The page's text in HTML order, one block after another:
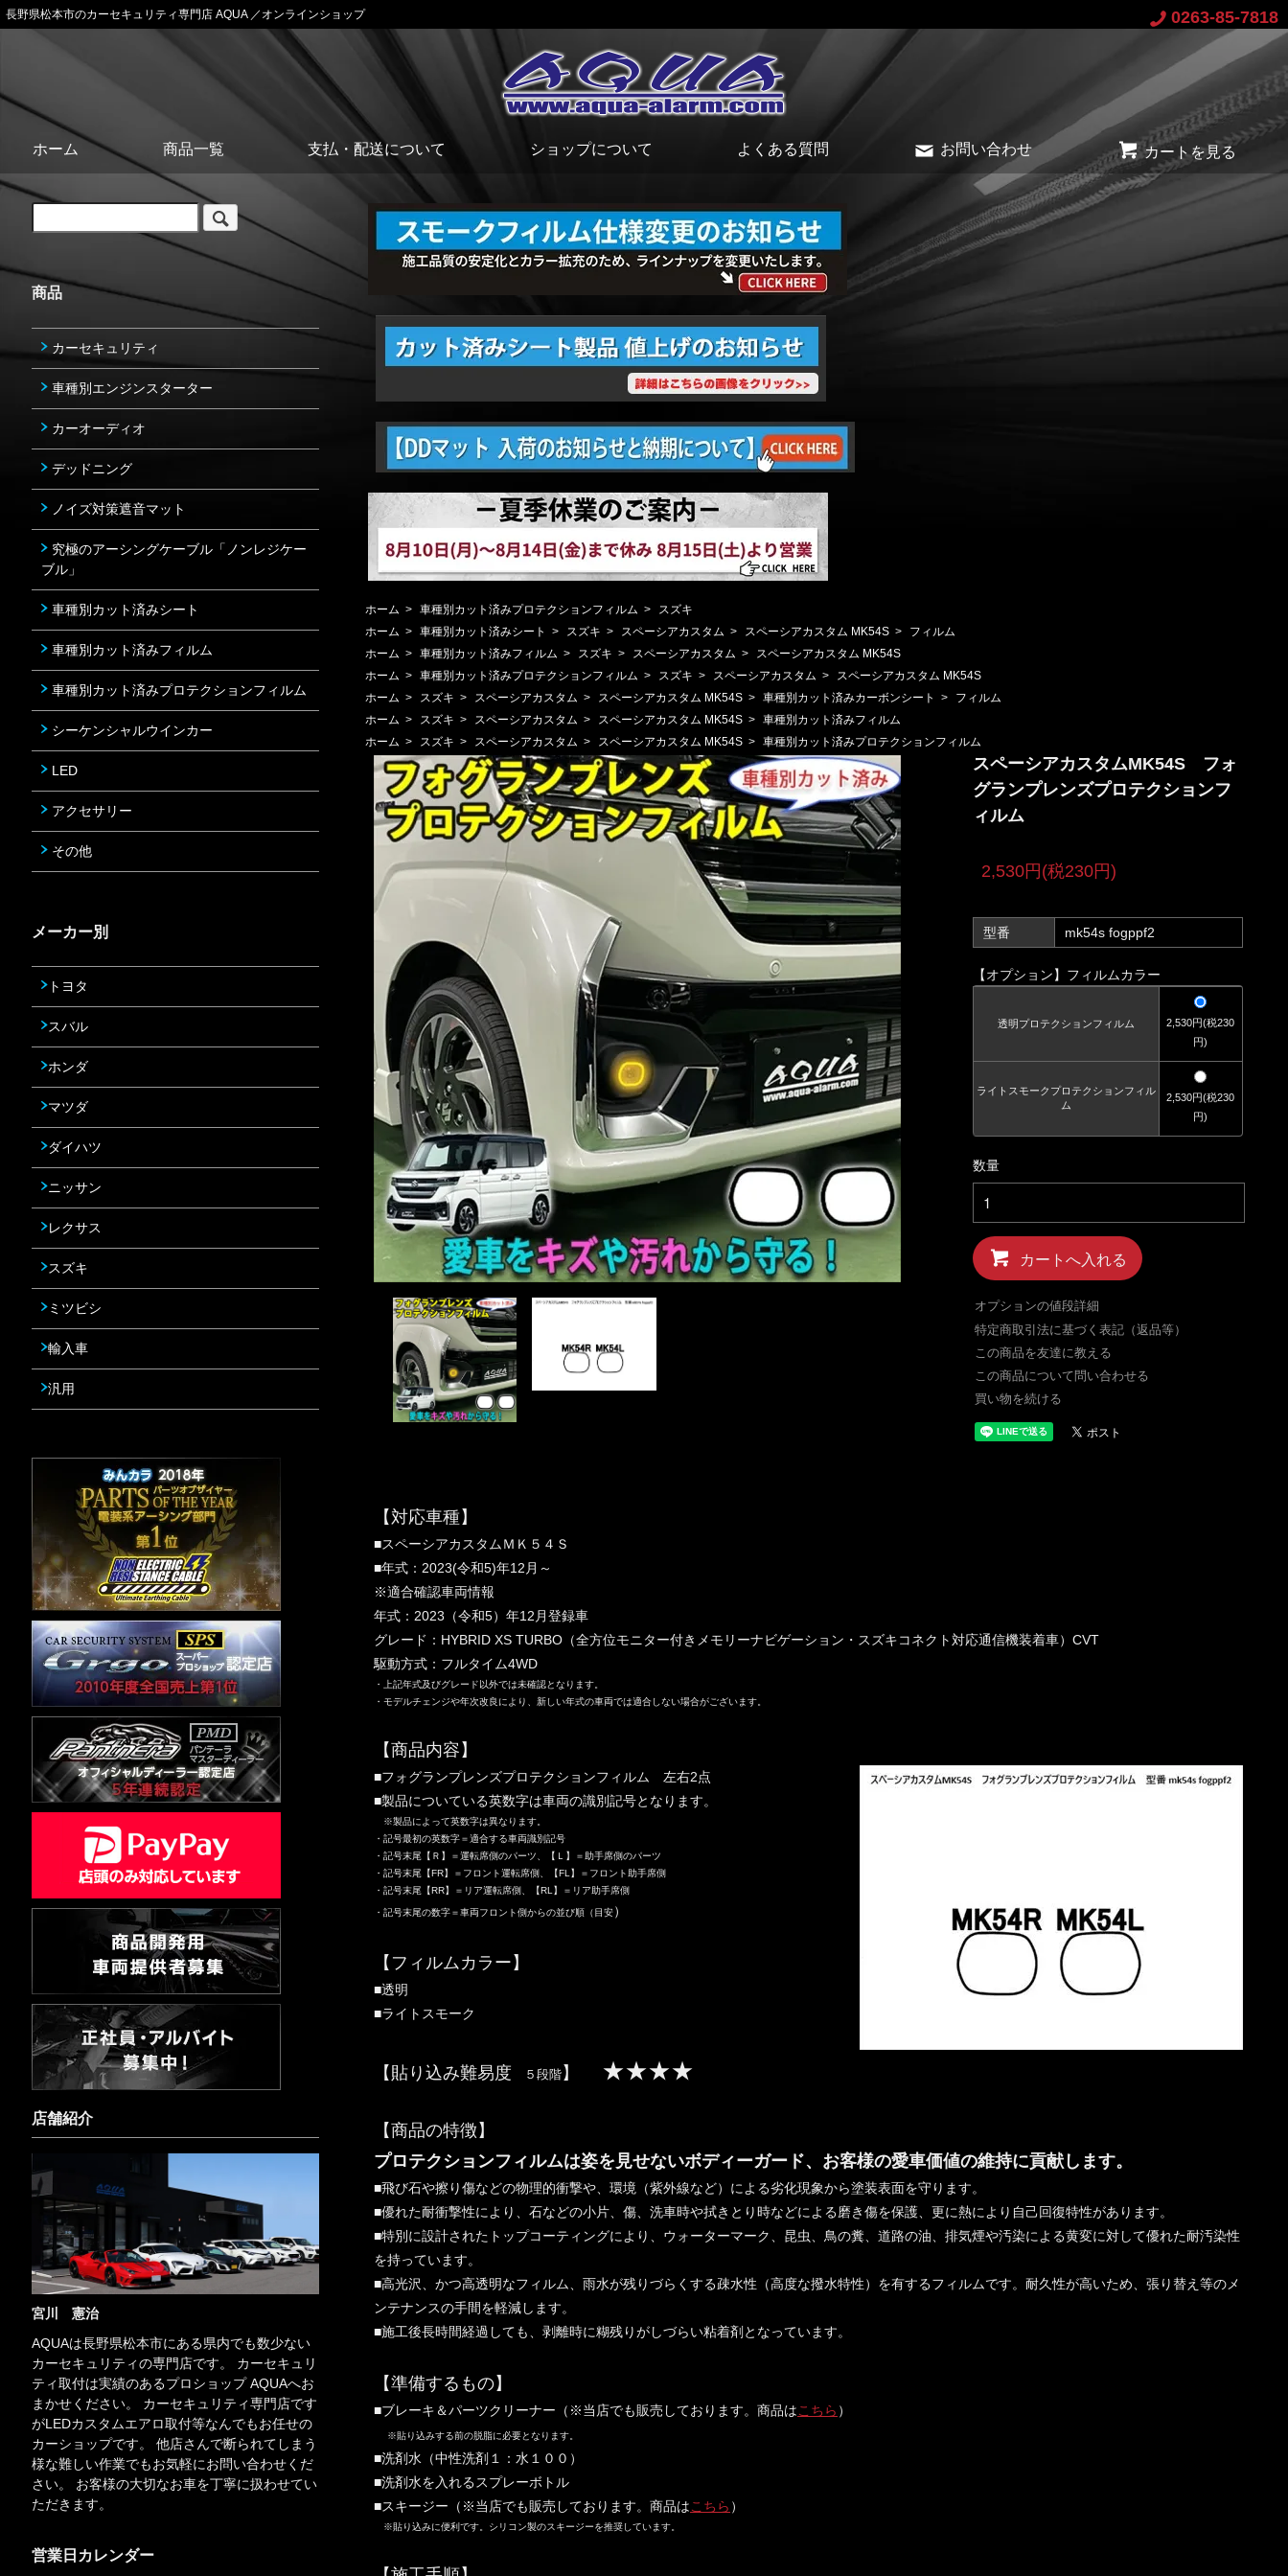
長野県松本市のカーセキュリティ専門店 AQUA ／オンラインショップ 0263-85-7818
ホーム 商品一覧 支払・配送について ショップについて よくある質問 お問い合わせ カートを見る
ホーム > 車種別カット済みプロテクションフィルム >
スズキ
ホーム > 車種別カット済みシート > スズキ > スペーシアカスタム > スペーシアカスタム MK54S >
フィルム
ホーム > 車種別カット済みフィルム > スズキ > スペーシアカスタム >
スペーシアカスタム MK54S
ホーム > 車種別カット済みプロテクションフィルム > スズキ > スペーシアカスタム >
スペーシアカスタム MK54S
ホーム > スズキ > スペーシアカスタム > スペーシアカスタム MK54S > 車種別カット済みカーボンシート >
フィルム
ホーム > スズキ > スペーシアカスタム > スペーシアカスタム MK54S > 車種別カット済みフィルム
ホーム > スズキ > スペーシアカスタム > スペーシアカスタム MK54S > 車種別カット済みプロテクションフィルム
スペーシアカスタムMK54S フォ
グランプレンズプロテクションフ
ィルム
2,530円(税230円)
型番 mk54s fogppf2
【オプション】フィルムカラー
透明プロテクションフィルム
2,530円(税230
円)
ライトスモークプロテクションフィル
ム
2,530円(税230
円)
数量
カートへ入れる
オプションの値段詳細
特定商取引法に基づく表記（返品等）
この商品を友達に教える
この商品について問い合わせる
買い物を続ける
【対応車種】
■スペーシアカスタムＭＫ５４Ｓ
■年式：2023(令和5)年12月～
※適合確認車両情報
年式：2023（令和5）年12月登録車
グレード：HYBRID XS TURBO（全方位モニター付きメモリーナビゲーション・スズキコネクト対応通信機装着車）CVT
駆動方式：フルタイム4WD
・上記年式及びグレード以外では未確認となります。
・モデルチェンジや年次改良により、新しい年式の車両では適合しない場合がございます。
【商品内容】
■フォグランプレンズプロテクションフィルム 左右2点
■製品についている英数字は車両の識別記号となります。
※製品によって英数字は異なります。
・記号最初の英数字＝適合する車両識別記号
・記号末尾【Ｒ】＝運転席側のパーツ、【Ｌ】＝助手席側のパーツ
・記号末尾【FR】＝フロント運転席側、【FL】＝フロント助手席側
・記号末尾【RR】＝リア運転席側、【RL】＝リア助手席側
・記号末尾の数字＝車両フロント側からの並び順（目安）
【フィルムカラー】
■透明
■ライトスモーク
【貼り込み難易度 ５段階 】 ★★★★
【商品の特徴】
プロテクションフィルムは姿を見せないボディーガード、お客様の愛車価値の維持に貢献します。
■飛び石や擦り傷などの物理的衝撃や、環境（紫外線など）による劣化現象から塗装表面を守ります。
■優れた耐衝撃性により、石などの小片、傷、洗車時や拭きとり時などによる磨き傷を保護、更に熱により自己回復特性があります。
■特別に設計されたトップコーティングにより、ウォーターマーク、昆虫、鳥の糞、道路の油、排気煙や汚染による黄変に対して優れた耐汚染性
を持っています。
■高光沢、かつ高透明なフィルム、雨水が残りづらくする疎水性（高度な撥水特性）を有するフィルムです。耐久性が高いため、張り替え等のメ
ンテナンスの手間を軽減します。
■施工後長時間経過しても、剥離時に糊残りがしづらい粘着剤となっています。
【準備するもの】
■ブレーキ＆パーツクリーナー（※当店でも販売しております。商品はこちら ）
※貼り込みする前の脱脂に必要となります。
■洗剤水（中性洗剤１：水１００）
■洗剤水を入れるスプレーボトル
■スキージー（※当店でも販売しております。商品はこちら ）
※貼り込みに便利です。シリコン製のスキージーを推奨しています。
商品
カーセキュリティ
車種別エンジンスターター
カーオーディオ
デッドニング
ノイズ対策遮音マット
究極のアーシングケーブル「ノンレジケー
ブル」
車種別カット済みシート
車種別カット済みフィルム
車種別カット済みプロテクションフィルム
シーケンシャルウインカー
LED
アクセサリー
その他
メーカー別
トヨタ
スバル
ホンダ
マツダ
ダイハツ
ニッサン
レクサス
スズキ
ミツビシ
輸入車
汎用
店舗紹介
宮川 憲治
AQUAは長野県松本市にある県内でも数少ない
カーセキュリティの専門店です。 カーセキュリ
ティ取付は実績のあるプロショップ AQUAへお
まかせください。 カーセキュリティ専門店です
がLEDカスタムエアロ取付等なんでもお任せの
カーショップです。 他店さんで断られてしまう
様な難しい作業でもお気軽にお問い合わせくだ
さい。 お客様の大切なお車を丁寧に扱わせてい
ただきます。
営業日カレンダー